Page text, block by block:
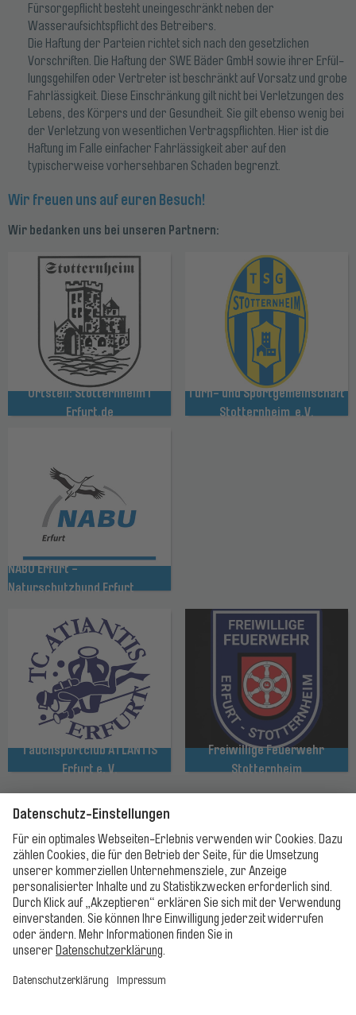
Fürsorgepflicht besteht un­eingeschränkt neben der
Wasseraufsichtspflicht des Betreibers.
Die Haftung der Parteien richtet sich nach den gesetz­lichen
Vorschriften. Die Haftung der SWE Bäder GmbH sowie ihrer Erfül­
lungsgehilfen oder Vertreter ist beschränkt auf Vorsatz und grobe
Fahrlässigkeit. Diese Einschränkung gilt nicht bei Verletzungen des
Lebens, des Körpers und der Gesundheit. Sie gilt ebenso wenig bei
der Verlet­zung von wesentlichen Vertragspflichten. Hier ist die
Haftung im Falle einfacher Fahrlässigkeit aber auf den
typischerweise vorhersehbaren Schaden begrenzt.
Wir freuen uns auf euren Besuch!
Wir bedanken uns bei unseren Partnern:
Ortsteil: Stotternheim I
Erfurt.de
Turn- und Sportgemeinschaft
Stotternheim e.V.
NABU Erfurt -
Naturschutzbund Erfurt
Tauchsportclub ATLANTIS
Erfurt e. V.
Freiwillige Feuerwehr
Stotternheim
Bäder
Öffnungszeiten
Preise
Baderegeln
Haus- und Badeordnungen
Ticket-/Gutscheinshop